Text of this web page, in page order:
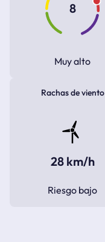
8
Muy alto
Rachas de viento
28 km/h
Riesgo bajo